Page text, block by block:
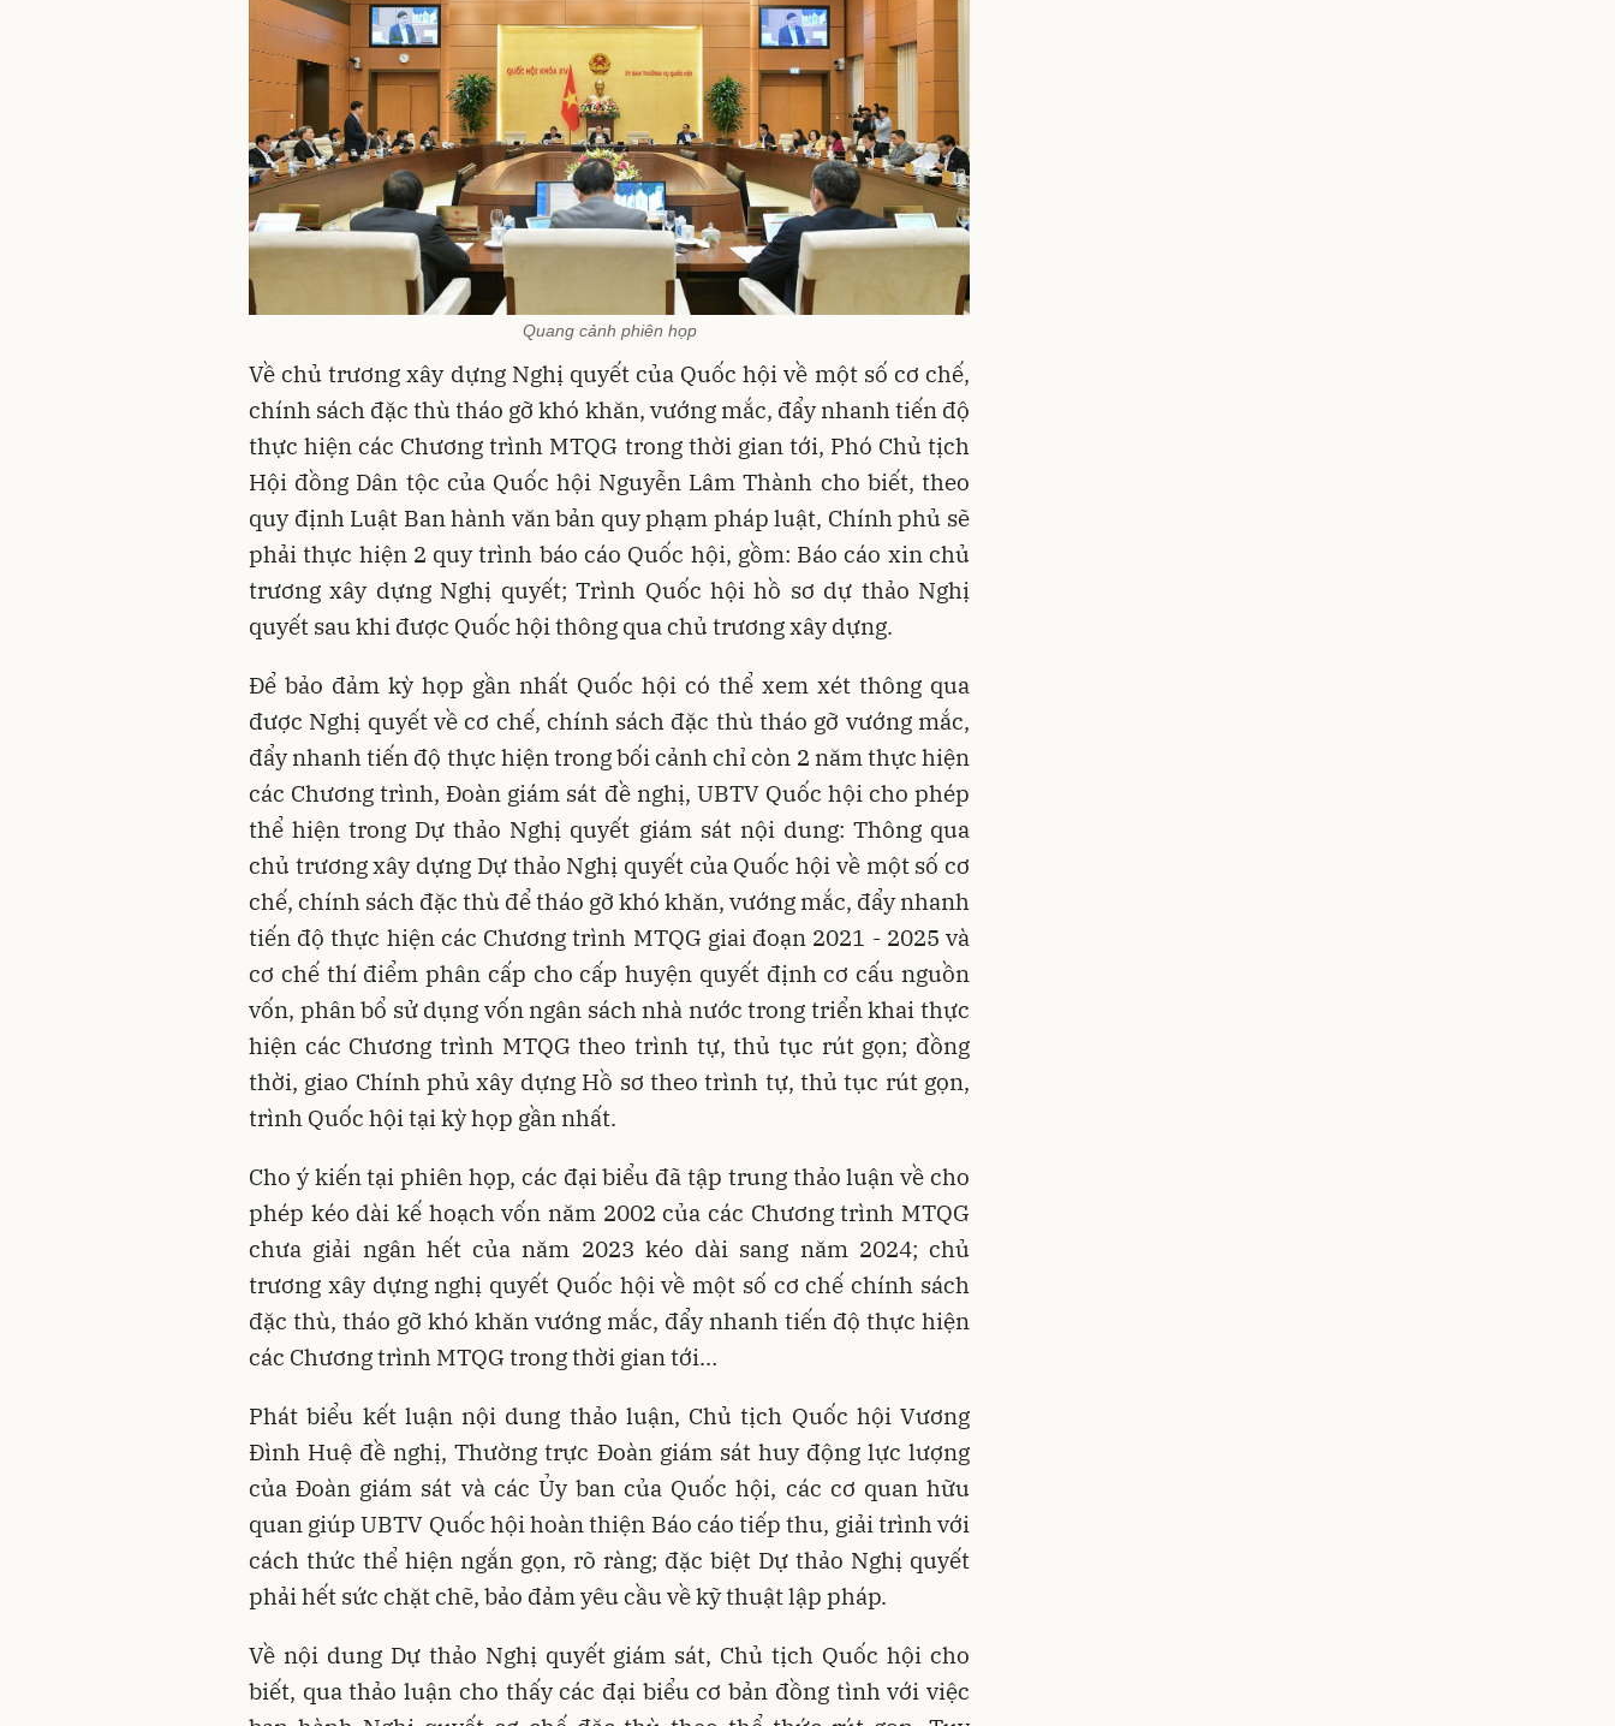
Quang cảnh phiên họp
Về chủ trương xây dựng Nghị quyết của Quốc hội về một số cơ chế,
chính sách đặc thù tháo gỡ khó khăn, vướng mắc, đẩy nhanh tiến độ
thực hiện các Chương trình MTQG trong thời gian tới, Phó Chủ tịch
Hội đồng Dân tộc của Quốc hội Nguyễn Lâm Thành cho biết, theo
quy định Luật Ban hành văn bản quy phạm pháp luật, Chính phủ sẽ
phải thực hiện 2 quy trình báo cáo Quốc hội, gồm: Báo cáo xin chủ
trương xây dựng Nghị quyết; Trình Quốc hội hồ sơ dự thảo Nghị
quyết sau khi được Quốc hội thông qua chủ trương xây dựng.
Để bảo đảm kỳ họp gần nhất Quốc hội có thể xem xét thông qua
được Nghị quyết về cơ chế, chính sách đặc thù tháo gỡ vướng mắc,
đẩy nhanh tiến độ thực hiện trong bối cảnh chỉ còn 2 năm thực hiện
các Chương trình, Đoàn giám sát đề nghị, UBTV Quốc hội cho phép
thể hiện trong Dự thảo Nghị quyết giám sát nội dung: Thông qua
chủ trương xây dựng Dự thảo Nghị quyết của Quốc hội về một số cơ
chế, chính sách đặc thù để tháo gỡ khó khăn, vướng mắc, đẩy nhanh
tiến độ thực hiện các Chương trình MTQG giai đoạn 2021 - 2025 và
cơ chế thí điểm phân cấp cho cấp huyện quyết định cơ cấu nguồn
vốn, phân bổ sử dụng vốn ngân sách nhà nước trong triển khai thực
hiện các Chương trình MTQG theo trình tự, thủ tục rút gọn; đồng
thời, giao Chính phủ xây dựng Hồ sơ theo trình tự, thủ tục rút gọn,
trình Quốc hội tại kỳ họp gần nhất.
Cho ý kiến tại phiên họp, các đại biểu đã tập trung thảo luận về cho
phép kéo dài kế hoạch vốn năm 2002 của các Chương trình MTQG
chưa giải ngân hết của năm 2023 kéo dài sang năm 2024; chủ
trương xây dựng nghị quyết Quốc hội về một số cơ chế chính sách
đặc thù, tháo gỡ khó khăn vướng mắc, đẩy nhanh tiến độ thực hiện
các Chương trình MTQG trong thời gian tới…
Phát biểu kết luận nội dung thảo luận, Chủ tịch Quốc hội Vương
Đình Huệ đề nghị, Thường trực Đoàn giám sát huy động lực lượng
của Đoàn giám sát và các Ủy ban của Quốc hội, các cơ quan hữu
quan giúp UBTV Quốc hội hoàn thiện Báo cáo tiếp thu, giải trình với
cách thức thể hiện ngắn gọn, rõ ràng; đặc biệt Dự thảo Nghị quyết
phải hết sức chặt chẽ, bảo đảm yêu cầu về kỹ thuật lập pháp.
Về nội dung Dự thảo Nghị quyết giám sát, Chủ tịch Quốc hội cho
biết, qua thảo luận cho thấy các đại biểu cơ bản đồng tình với việc